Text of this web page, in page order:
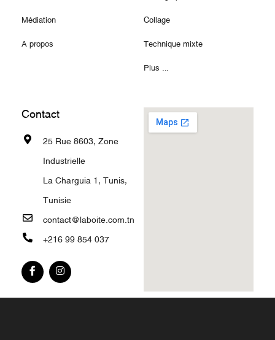
Médiation
A propos
Collage
Technique mixte
Plus ...
Contact
25 Rue 8603, Zone
Industrielle
La Charguia 1, Tunis,
Tunisie
contact@laboite.com.tn
+216 99 854 037